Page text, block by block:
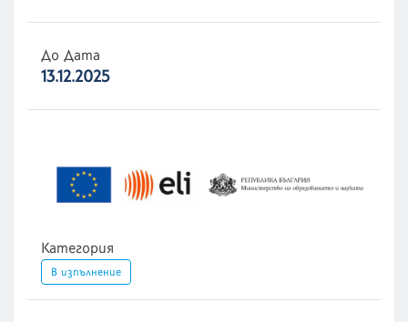
До Дата
13.12.2025
Категория
В изпълнение